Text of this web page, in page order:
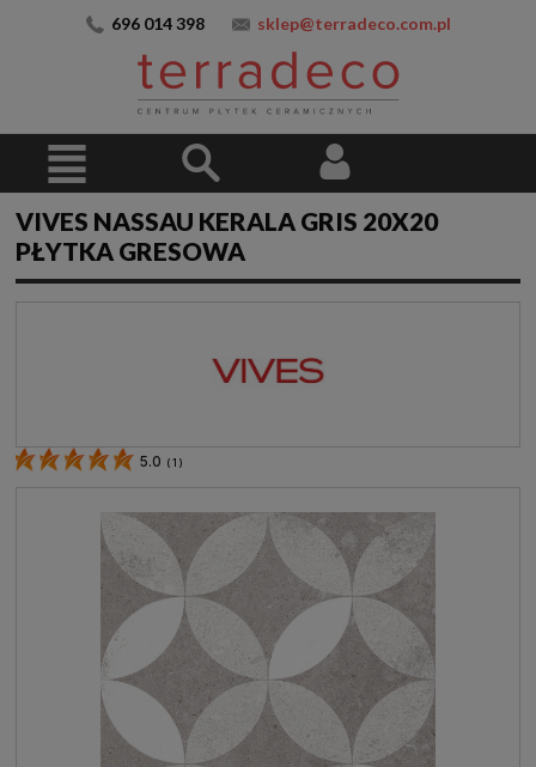
696 014 398 sklep@terradeco.com.pl
VIVES NASSAU KERALA GRIS 20X20
PŁYTKA GRESOWA
5.0 ( 1 )